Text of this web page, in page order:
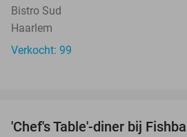
Bistro Sud
Haarlem
Verkocht: 99
'Chef's Table'-diner bij